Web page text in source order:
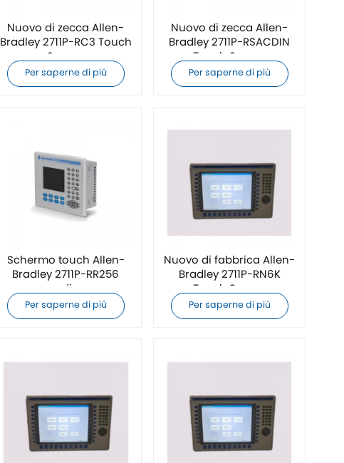
Nuovo di zecca Allen-
Bradley 2711P-RC3 Touch
Screen
Per saperne di più
Nuovo di zecca Allen-
Bradley 2711P-RSACDIN
Touch Screen
Per saperne di più
Schermo touch Allen-
Bradley 2711P-RR256
nuovo di zecca
Per saperne di più
Nuovo di fabbrica Allen-
Bradley 2711P-RN6K
Touch Screen
Per saperne di più